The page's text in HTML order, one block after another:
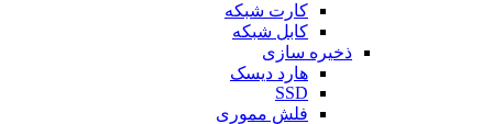
کارت شبکه
کابل شبکه
ذخیره سازی
هارد دیسک
SSD
فلش مموری